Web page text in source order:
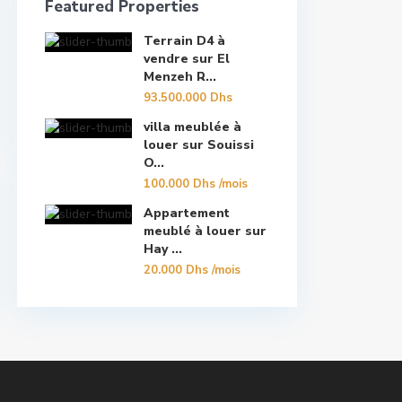
Featured Properties
Terrain D4 à
vendre sur El
Menzeh R...
93.500.000 Dhs
villa meublée à
louer sur Souissi
O...
100.000 Dhs/mois
Appartement
meublé à louer sur
Hay ...
20.000 Dhs/mois